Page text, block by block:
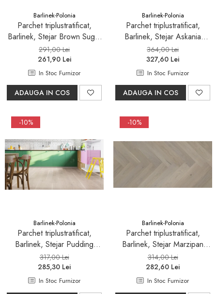
Barlinek-Polonia
Parchet triplustratificat,
Barlinek, Stejar Brown Sugar
Herringbone 130
291,00 Lei
261,90 Lei
In Stoc Furnizor
ADAUGA IN COS
Barlinek-Polonia
Parchet triplustratificat,
Barlinek, Stejar Askania
Grande
364,00 Lei
327,60 Lei
In Stoc Furnizor
ADAUGA IN COS
-10%
Barlinek-Polonia
Parchet triplustratificat,
Barlinek, Stejar Pudding
Grande,finisaj lac mat
317,00 Lei
285,30 Lei
In Stoc Furnizor
-10%
Barlinek-Polonia
Parchet triplustratificat,
Barlinek, Stejar Marzipan
Muffin Herringbone 130
314,00 Lei
282,60 Lei
In Stoc Furnizor